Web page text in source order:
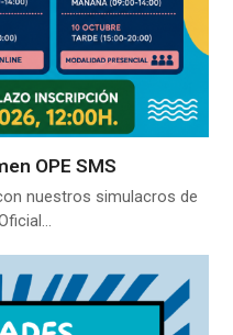
OPE SMS
nuestros simulacros de